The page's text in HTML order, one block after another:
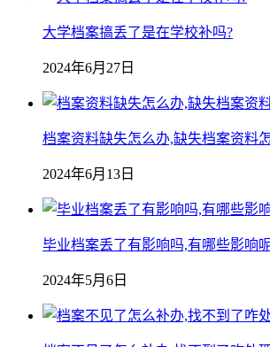
大学档案搞丢了是在学校补吗?
2024年6月27日
档案资料缺失怎么办,缺失档案资料
2024年6月13日
毕业档案丢了有影响吗,有哪些影响
2024年5月6日